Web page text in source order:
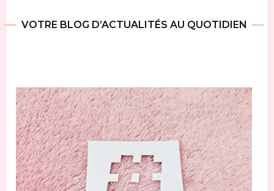
VOTRE BLOG D’ACTUALITÉS AU QUOTIDIEN